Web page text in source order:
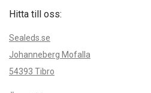
Hitta till oss:
Sealeds.se
Johanneberg Mofalla
54393 Tibro